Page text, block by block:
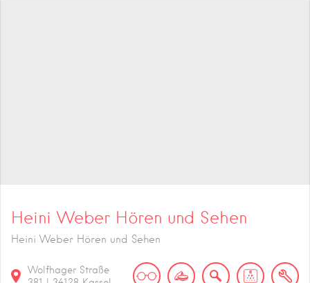
Heini Weber Hören und Sehen
Heini Weber Hören und Sehen
Wolfhager Straße